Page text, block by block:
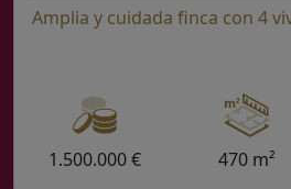
Amplia y cuidada finca con 4
1.500.000 € 470 m²